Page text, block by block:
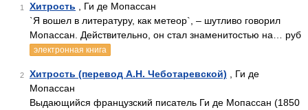
1 Хитрость , Ги де Мопассан
`Я вошел в литературу, как метеор`, – шутливо говорил
Мопассан. Действительно, он стал знаменитостью на… руб
электронная книга
2 Хитрость (перевод А.Н. Чеботаревской) , Ги де
Мопассан
Выдающийся французский писатель Ги де Мопассан (1850